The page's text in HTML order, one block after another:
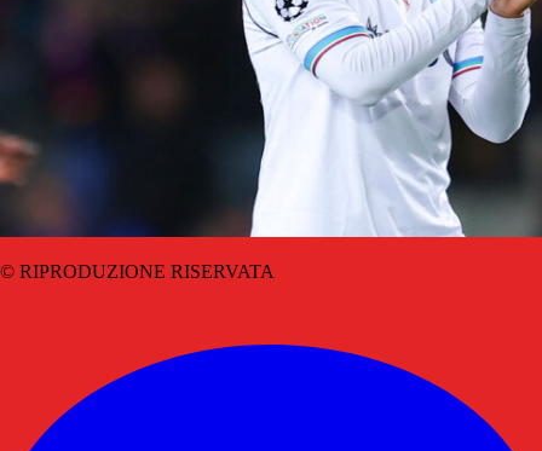
© RIPRODUZIONE RISERVATA